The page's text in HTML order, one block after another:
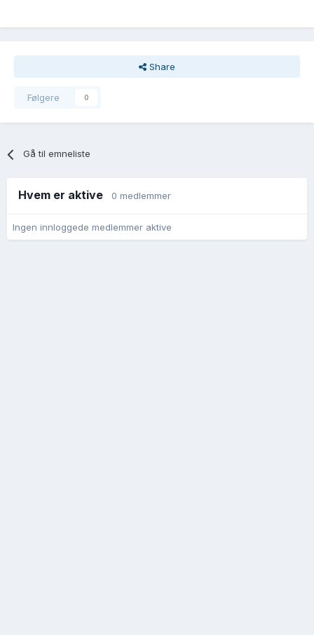
Share
Følgere 0
Gå til emneliste
Hvem er aktive 0 medlemmer
Ingen innloggede medlemmer aktive